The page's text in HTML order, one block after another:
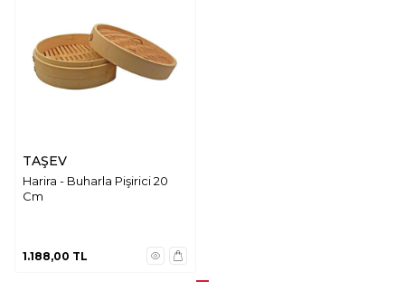
TAŞEV
Harira - Buharla Pişirici 20
Cm
1.188,00 TL